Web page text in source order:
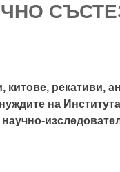
рекативи,
на